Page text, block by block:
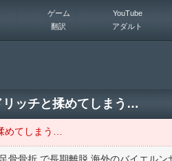
ゲーム YouTube
翻訳 アダルト
リッチと揉めてしまう…
めてしまう…